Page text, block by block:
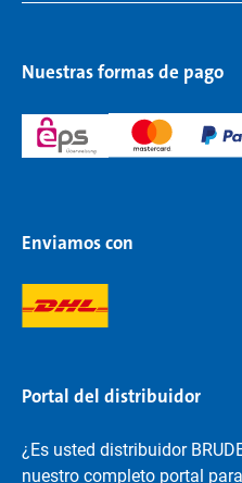
Nuestras formas de pago
Enviamos con
Portal del distribuidor
¿Es usted distribuidor
nuestro completo portal